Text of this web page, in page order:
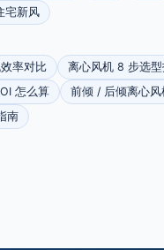
宅新风
率对比
离心风机 8 步选
怎么算
前倾 / 后倾离心风
南